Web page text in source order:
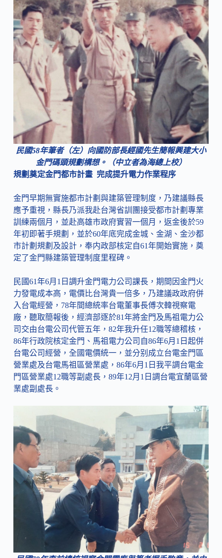
民國58年筆者（左）向國防部長經國先生簡報興建大小
金門碼頭規劃構想。（中立者為海總上校）
規劃奠定金門都市計畫 完成提升電力作業程序
金門早期無實施都市計劃與建築管理制度，乃建議縣長
應予重視，縣長乃派我赴台灣省訓團接受都市計劃專業
訓練兩個月，並赴高雄市政府實習一個月，返金後於59
年初即著手規劃，並於60年底完成金城、金湖、金沙都
市計劃規劃及設計，奉内政部核定自61年開始實施，奠
定了金門縣建築管理制度里程碑。
民國61年6月1日調升金門電力公司課長，期間因金門火
力發電成本高，電價比台灣貴一倍多，乃建議政政府併
入台電經營，78年間總統率台電董事長傅次韓視察電
廠，聽取簡報後，經濟部逐於81年將金門及馬祖電力公
司交由台電公司代管五年，82年我升任12職等總稽核，
86年行政院核定金門、馬祖電力公司自86年6月1日起併
台電公司經營，全國電價統一，並分别成立台電金門區
營業處及台電馬祖區營業處，86年6月1日我平調台電金
門區營業處12職等副處長，89年12月1日調台電宜蘭區營
業處副處長。